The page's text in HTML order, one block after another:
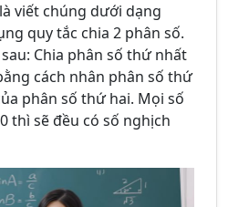
viết chúng dưới dạng
quy tắc chia 2 phân số.
Chia phân số thứ nhất
cách nhân phân số thứ
phân số thứ hai. Mọi số
thì sẽ đều có số nghịch